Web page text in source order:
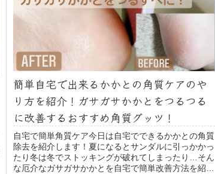
簡単自宅で出来るかかとの角質ケアのや
り方を紹介！ガサガサかかとをつるつる
に改善するおすすめ角質グッツ！
自宅で簡単角質ケア今日は自宅でできるかかとの角質
除去を紹介します！夏になるとサンダルに引っかかっ
たり冬は冬でストッキングが破れてしまったり…そん
な厄介なガサガサかかとを自宅で簡単改善方法を紹介